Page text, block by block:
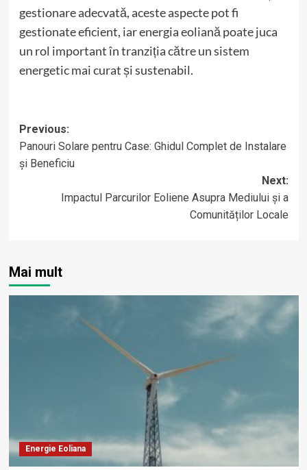
gestionare adecvată, aceste aspecte pot fi
gestionate eficient, iar energia eoliană poate juca
un rol important în tranziția către un sistem
energetic mai curat și sustenabil.
Post
navigation
Previous:
Panouri Solare pentru Case: Ghidul Complet de Instalare
și Beneficiu
Next:
Impactul Parcurilor Eoliene Asupra Mediului și a
Comunităților Locale
Mai mult
Energie Eoliana